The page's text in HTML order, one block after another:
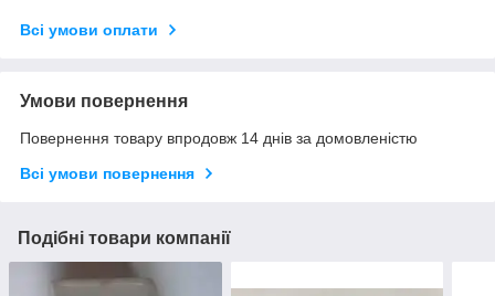
Всі умови оплати
Умови повернення
Повернення товару впродовж 14 днів за домовленістю
Всі умови повернення
Подібні товари компанії